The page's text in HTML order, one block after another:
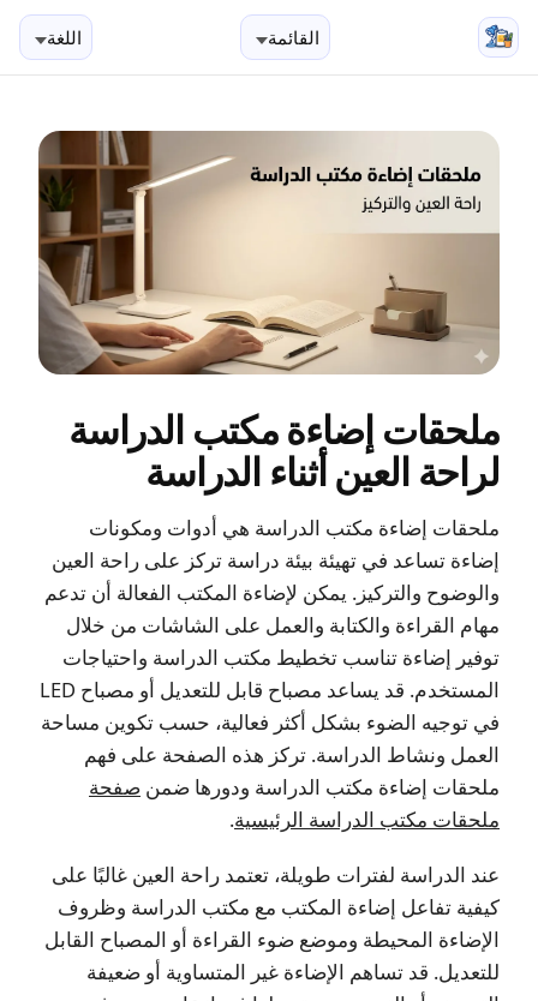
تخطي إلى المحتوى
القائمة اللغة
ملحقات إضاءة مكتب الدراسة
لراحة العين أثناء الدراسة
ملحقات إضاءة مكتب الدراسة هي أدوات ومكونات
إضاءة تساعد في تهيئة بيئة دراسة تركز على راحة العين
والوضوح والتركيز. يمكن لإضاءة المكتب الفعالة أن تدعم
مهام القراءة والكتابة والعمل على الشاشات من خلال
توفير إضاءة تناسب تخطيط مكتب الدراسة واحتياجات
المستخدم. قد يساعد مصباح قابل للتعديل أو مصباح LED
في توجيه الضوء بشكل أكثر فعالية، حسب تكوين مساحة
العمل ونشاط الدراسة. تركز هذه الصفحة على فهم
ملحقات إضاءة مكتب الدراسة ودورها ضمن صفحة
ملحقات مكتب الدراسة الرئيسية.
عند الدراسة لفترات طويلة، تعتمد راحة العين غالبًا على
كيفية تفاعل إضاءة المكتب مع مكتب الدراسة وظروف
الإضاءة المحيطة وموضع ضوء القراءة أو المصباح القابل
للتعديل. قد تساهم الإضاءة غير المتساوية أو ضعيفة